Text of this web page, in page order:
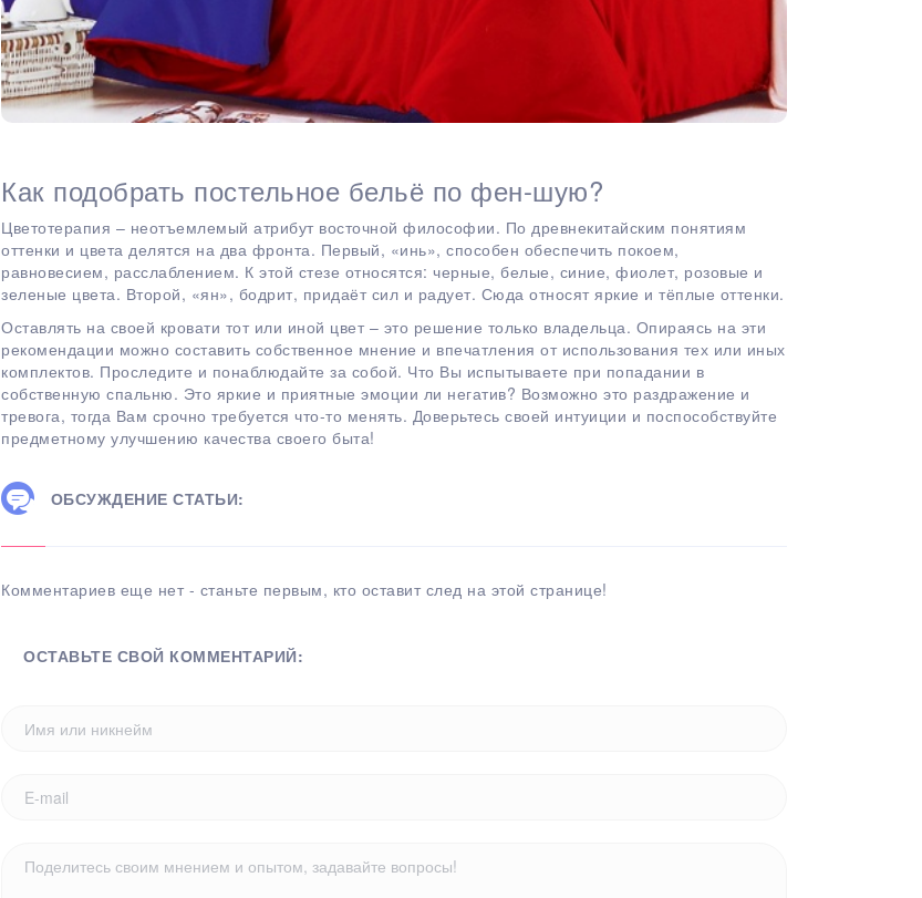
Как подобрать постельное бельё по фен-шую?
Цветотерапия – неотъемлемый атрибут восточной философии. По древнекитайским понятиям
оттенки и цвета делятся на два фронта. Первый, «инь», способен обеспечить покоем,
равновесием, расслаблением. К этой стезе относятся: черные, белые, синие, фиолет, розовые и
зеленые цвета. Второй, «ян», бодрит, придаёт сил и радует. Сюда относят яркие и тёплые оттенки.
Оставлять на своей кровати тот или иной цвет – это решение только владельца. Опираясь на эти
рекомендации можно составить собственное мнение и впечатления от использования тех или иных
комплектов. Проследите и понаблюдайте за собой. Что Вы испытываете при попадании в
собственную спальню. Это яркие и приятные эмоции ли негатив? Возможно это раздражение и
тревога, тогда Вам срочно требуется что-то менять. Доверьтесь своей интуиции и поспособствуйте
предметному улучшению качества своего быта!
ОБСУЖДЕНИЕ СТАТЬИ:
Комментариев еще нет - станьте первым, кто оставит след на этой странице!
ОСТАВЬТЕ СВОЙ КОММЕНТАРИЙ: